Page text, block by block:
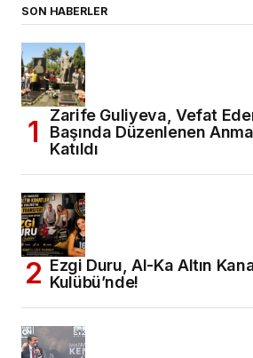
SON HABERLER
Zarife Guliyeva, Vefat
Başında Düzenlenen
Katıldı
Ezgi Duru, Al-Ka Altın
Kulübü’nde!